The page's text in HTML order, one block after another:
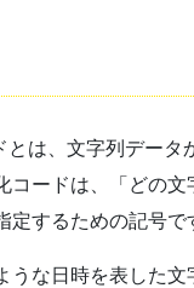
は、文字列データ
コードは、「どの
定するための記号で
うな日時を表した文